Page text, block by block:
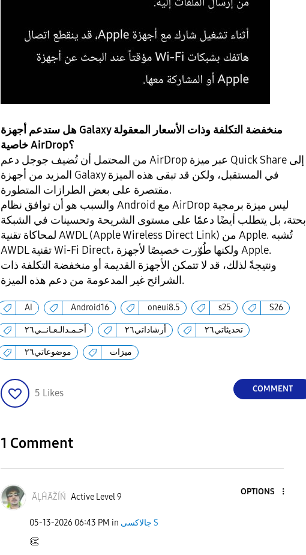
هل ستدعم أجهزة Galaxy منخفضة التكلفة وذات الأسعار المعقولة
خاصية AirDrop؟
من المحتمل أن تُضيف جوجل دعم AirDrop عبر ميزة Quick Share إلى
المزيد من أجهزة Galaxy في المستقبل، ولكن قد تبقى هذه الميزة
مقتصرة على بعض الطرازات المتطورة.
والسبب هو أن توافق نظام Android مع AirDrop ليس ميزة برمجية
بحتة، بل يتطلب أيضًا دعمًا على مستوى الشريحة وتحسينات في الشبكة
لمحاكاة تقنية AWDL (Apple Wireless Direct Link) من Apple. تُشبه
AWDL تقنية Wi-Fi Direct، ولكنها طُوّرت خصيصًا لأجهزة Apple.
ونتيجةً لذلك، قد لا تتمكن الأجهزة القديمة أو منخفضة التكلفة ذات
الشرائح غير المدعومة من دعم هذه الميزة.
AI Android16 oneui8.5 s25 S26
أحـمـدالـعـانــي٢٦ أرشاداتي٢٦ تحديثاتي٢٦
موضوعاتي٢٦ ميزات
5 Likes COMMENT
1 Comment
ÃĻĤÃŽÍŃ Active Level 9
OPTIONS
‎05-13-2026 06:43 PM in جالاكسى S
👏